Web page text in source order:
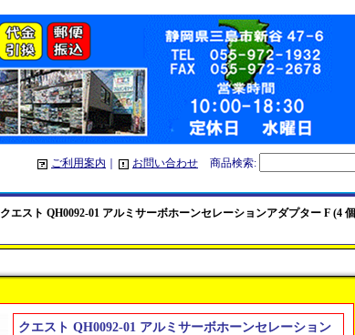
ご利用案内 お問い合わせ 商品検索:
クエスト QH0092-01 アルミサーボホーンセレーションアダプター F (4 個
クエスト QH0092-01 アルミサーボホーンセレーション